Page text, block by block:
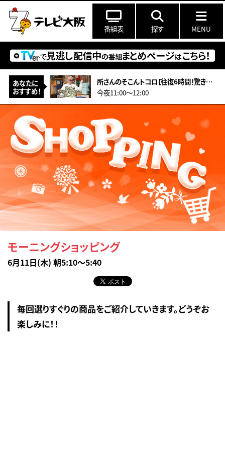
番組表 探す MENU
あなたに
おすすめ！
所さんのそこんトコロ【往復6時間！驚きの遠距離通学！&amp;型破りアーティスト】
今夜11:00〜12:00
モーニングショッピング
6月11日(木) 朝5:10～5:40
毎回選りすぐりの商品をご紹介していきます。どうぞお
楽しみに！！